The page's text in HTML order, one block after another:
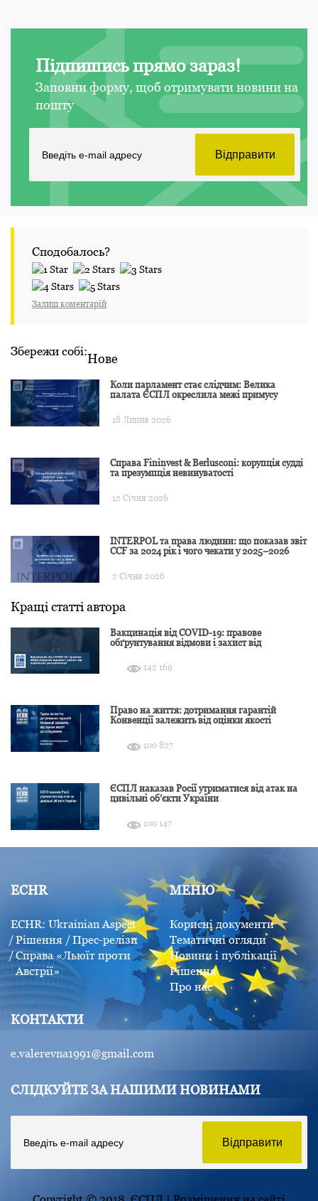
Підпишись прямо зараз!
Заповни форму, щоб отримувати новини на
пошту
Сподобалось?
Залиш коментарій
Збережи собі:Нове
Коли парламент стає слідчим: Велика
палата ЄСПЛ окреслила межі примусу
18 Липня 2026
Справа Fininvest & Berlusconi: корупція судді
та презумпція невинуватості
12 Січня 2026
INTERPOL та права людини: що показав звіт
CCF за 2024 рік і чого чекати у 2025–2026
2 Січня 2026
Кращі статті автора
Вакцинація від COVID-19: правове
обґрунтування відмови і захист від
142 169
Право на життя: дотримання гарантій
Конвенції залежить від оцінки якості
100 827
ЄСПЛ наказав Росії утриматися від атак на
цивільні об’єкти України
100 147
ECHR
ECHR: Ukrainian Aspect
Рішення
Прес-релізи
Справа «Льюїт проти
Австрії»
МЕНЮ
Корисні документи
Тематичні огляди
Новини і публікації
Рішення
Про нас
КОНТАКТИ
e.valerevna1991@gmail.com
СЛІДКУЙТЕ ЗА НАШИМИ НОВИНАМИ